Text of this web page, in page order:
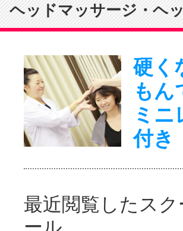
ヘッドマッサージ・ヘ
硬く
も
ミニ
付き
最近閲覧したス